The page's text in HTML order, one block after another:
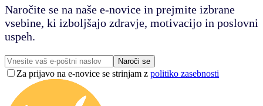
Naročite se na naše e-novice in prejmite izbrane
vsebine, ki izboljšajo zdravje, motivacijo in poslovni
uspeh.
Naroči se
Za prijavo na e-novice se strinjam z politiko zasebnosti